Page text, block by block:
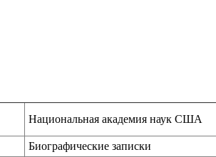
Национальная академия наук США
Биографические записки